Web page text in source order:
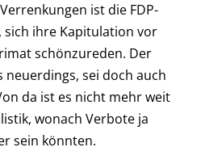
ist die FDP-
sich ihre Kapitulation vor
schönzureden. Der
neuerdings, sei doch auch
da ist es nicht mehr weit
wonach Verbote ja
sein könnten.